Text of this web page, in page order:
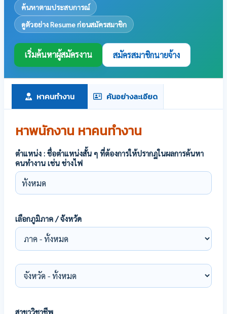
ค้นหาตามประสบการณ์
ดูตัวอย่าง Resume ก่อนสมัครสมาชิก
เริ่มค้นหาผู้สมัครงาน สมัครสมาชิกนายจ้าง
หาคนทำงาน ค้นอย่างละเอียด
หาพนักงาน หาคนทำงาน
ตำแหน่ง : ชื่อตำแหน่งสั้น ๆ ที่ต้องการให้ปรากฏในผลการค้นหา
คนทำงาน เช่น ช่างไฟ
เลือกภูมิภาค / จังหวัด
สาขาวิชาชีพ